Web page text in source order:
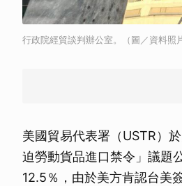
行政院經貿談判辦公室。（圖／資料照
美國貿易代表署（USTR）
迫勞動貨品進口禁令」議題
12.5％，由於美方肯認台美